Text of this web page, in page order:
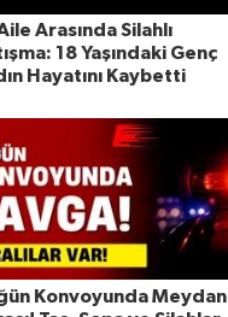
Aile Arasında Silahlı
18 Yaşındaki Genç
Hayatını Kaybetti
Konvoyunda Meydan